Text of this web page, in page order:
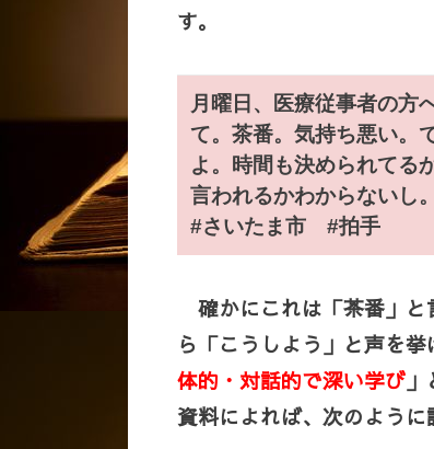
す。
月曜日、医療従事者の方
て。茶番。気持ち悪い。
よ。時間も決められてる
言われるかわからないし。
#さいたま市 #拍手
確かにこれは「茶番」と
ら「こうしよう」と声を
体的・対話的で深い学び
資料によれば、次のように